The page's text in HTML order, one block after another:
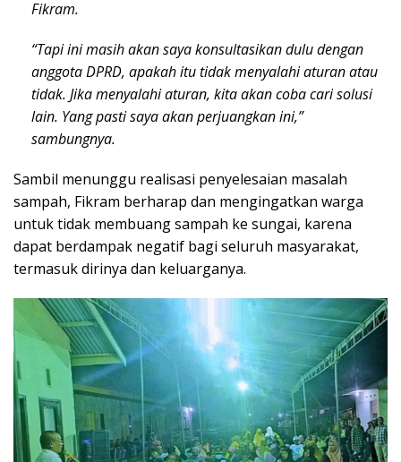
Fikram.
“Tapi ini masih akan saya konsultasikan dulu dengan
anggota DPRD, apakah itu tidak menyalahi aturan atau
tidak. Jika menyalahi aturan, kita akan coba cari solusi
lain. Yang pasti saya akan perjuangkan ini,”
sambungnya.
Sambil menunggu realisasi penyelesaian masalah
sampah, Fikram berharap dan mengingatkan warga
untuk tidak membuang sampah ke sungai, karena
dapat berdampak negatif bagi seluruh masyarakat,
termasuk dirinya dan keluarganya.